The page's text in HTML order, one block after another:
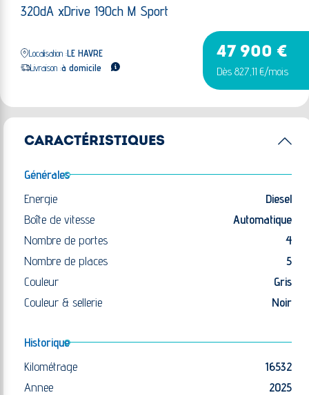
320dA xDrive 190ch M Sport
Localisation :LE HAVRE
Livraison :à domicile
47 900 €
Dès 827,11 €/mois
CARACTÉRISTIQUES
Générales
Energie
Diesel
Boîte de vitesse
Automatique
Nombre de portes
4
Nombre de places
5
Couleur
Gris
Couleur & sellerie
Noir
Historique
Kilométrage
16532
Annee
2025